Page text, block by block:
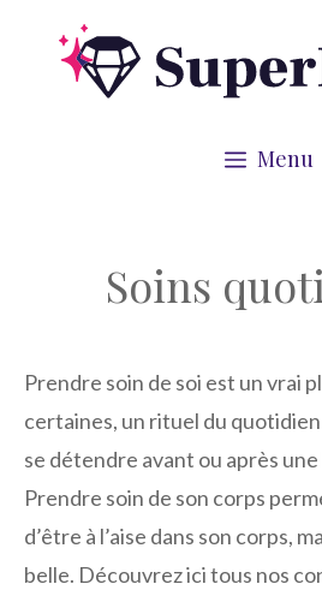
Menu
Soins
Prendre soin de soi est un vrai
certaines, un rituel du
se détendre avant ou après
Prendre soin de son corps
d’être à l’aise dans son corps,
belle. Découvrez ici tous nos